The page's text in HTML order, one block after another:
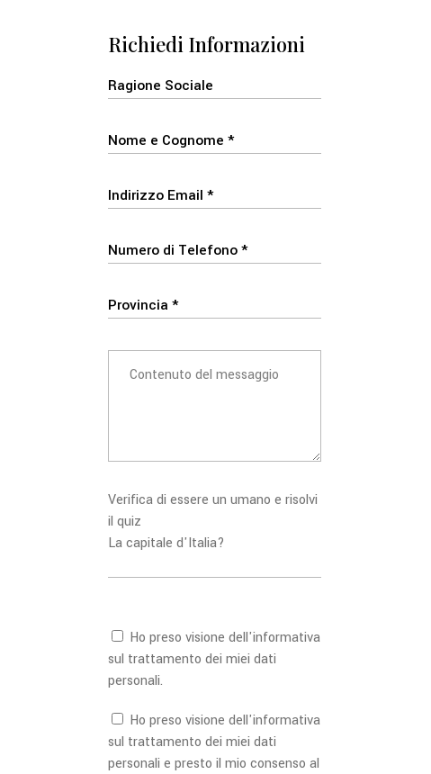
Richiedi Informazioni
Verifica di essere un umano e risolvi
il quiz
La capitale d'Italia?
Ho preso visione dell'informativa
sul trattamento dei miei dati
personali.
Ho preso visione dell'informativa
sul trattamento dei miei dati
personali e presto il mio consenso al